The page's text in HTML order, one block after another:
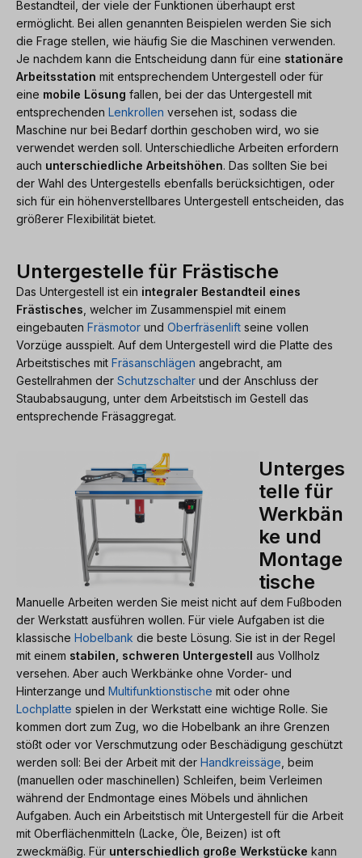
Bestandteil, der viele der Funktionen überhaupt erst
ermöglicht. Bei allen genannten Beispielen werden Sie sich
die Frage stellen, wie häufig Sie die Maschinen verwenden.
Je nachdem kann die Entscheidung dann für eine stationäre
Arbeitsstation mit entsprechendem Untergestell oder für
eine mobile Lösung fallen, bei der das Untergestell mit
entsprechenden Lenkrollen versehen ist, sodass die
Maschine nur bei Bedarf dorthin geschoben wird, wo sie
verwendet werden soll. Unterschiedliche Arbeiten erfordern
auch unterschiedliche Arbeitshöhen. Das sollten Sie bei
der Wahl des Untergestells ebenfalls berücksichtigen, oder
sich für ein höhenverstellbares Untergestell entscheiden, das
größerer Flexibilität bietet.
Untergestelle für Frästische
Das Untergestell ist ein integraler Bestandteil eines
Frästisches , welcher im Zusammenspiel mit einem
eingebauten Fräsmotor und Oberfräsenlift seine vollen
Vorzüge ausspielt. Auf dem Untergestell wird die Platte des
Arbeitstisches mit Fräsanschlägen angebracht, am
Gestellrahmen der Schutzschalter und der Anschluss der
Staubabsaugung, unter dem Arbeitstisch im Gestell das
entsprechende Fräsaggregat.
Unterges
telle für
Werkbän
ke und
Montage
tische
Manuelle Arbeiten werden Sie meist nicht auf dem Fußboden
der Werkstatt ausführen wollen. Für viele Aufgaben ist die
klassische Hobelbank die beste Lösung. Sie ist in der Regel
mit einem stabilen, schweren Untergestell aus Vollholz
versehen. Aber auch Werkbänke ohne Vorder- und
Hinterzange und Multifunktionstische mit oder ohne
Lochplatte spielen in der Werkstatt eine wichtige Rolle. Sie
kommen dort zum Zug, wo die Hobelbank an ihre Grenzen
stößt oder vor Verschmutzung oder Beschädigung geschützt
werden soll: Bei der Arbeit mit der Handkreissäge , beim
(manuellen oder maschinellen) Schleifen, beim Verleimen
während der Endmontage eines Möbels und ähnlichen
Aufgaben. Auch ein Arbeitstisch mit Untergestell für die Arbeit
mit Oberflächenmitteln (Lacke, Öle, Beizen) ist oft
zweckmäßig. Für unterschiedlich große Werkstücke kann